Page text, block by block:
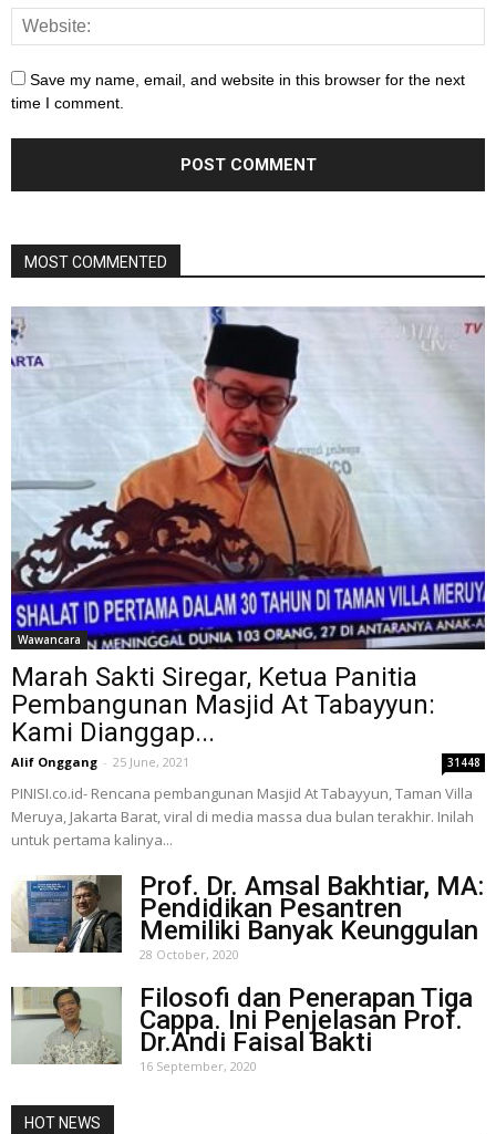
Save my name, email, and website in this browser for the next
time I comment.
MOST COMMENTED
Wawancara
Marah Sakti Siregar, Ketua Panitia
Pembangunan Masjid At Tabayyun:
Kami Dianggap...
Alif Onggang - 25 June, 2021 31448
PINISI.co.id- Rencana pembangunan Masjid At Tabayyun, Taman Villa
Meruya, Jakarta Barat, viral di media massa dua bulan terakhir. Inilah
untuk pertama kalinya...
Prof. Dr. Amsal Bakhtiar, MA:
Pendidikan Pesantren
Memiliki Banyak Keunggulan
28 October, 2020
Filosofi dan Penerapan Tiga
Cappa. Ini Penjelasan Prof.
Dr.Andi Faisal Bakti
16 September, 2020
HOT NEWS